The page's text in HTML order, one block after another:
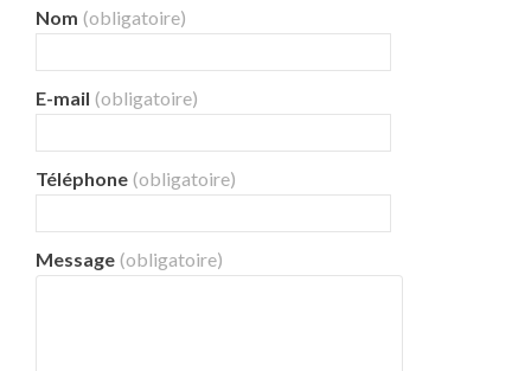
Nom (obligatoire)
E-mail (obligatoire)
Téléphone (obligatoire)
Message (obligatoire)